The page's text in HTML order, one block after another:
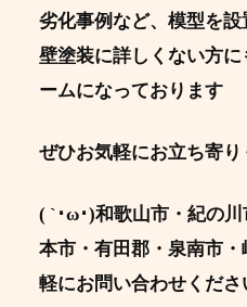
劣化事例など、模型を
壁塗装に詳しくない方
ームになっております
ぜひお気軽にお立ち寄
( `･ω･)和歌山市・紀の
本市・有田郡・泉南市
軽にお問い合わせくだ